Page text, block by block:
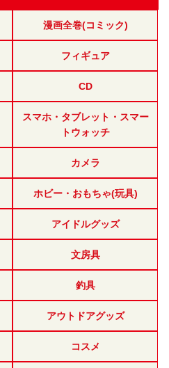
漫画全巻(コミック)
フィギュア
CD
スマホ・タブレット・スマー
トウォッチ
カメラ
ホビー・おもちゃ(玩具)
アイドルグッズ
文房具
釣具
アウトドアグッズ
コスメ